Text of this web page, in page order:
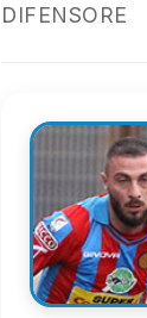
DIFENSORE